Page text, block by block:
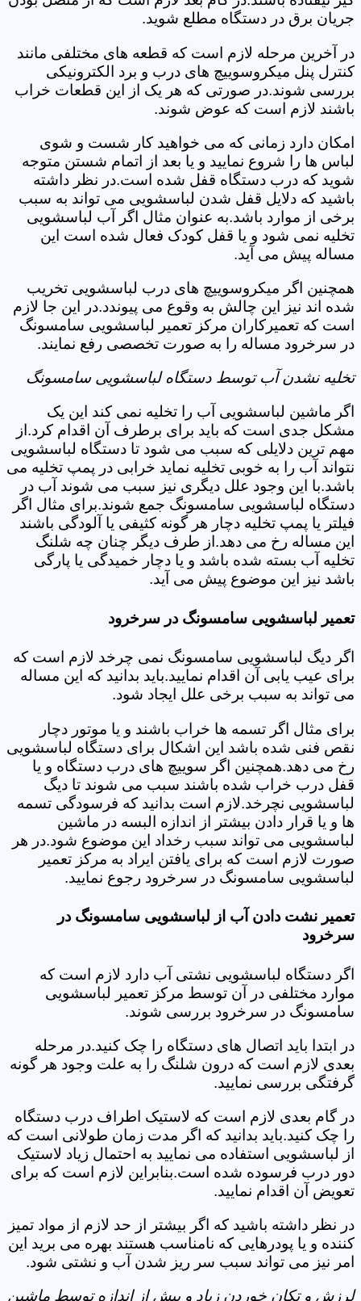
جریان برق در دستگاه مطلع شوید.
در آخرین مرحله لازم است که قطعه های مختلفی مانند
کنترل پنل میکروسوییچ های درب و برد الکترونیکی
بررسی شوند.در صورتی که هر یک از این قطعات خراب
باشند لازم است که عوض شوند.
امکان دارد زمانی که می خواهید کار شست و شوی
لباس ها را شروع نمایید و یا بعد از اتمام شستن متوجه
شوید که درب دستگاه قفل شده است.در نظر داشته
باشید که دلایل قفل شدن لباسشویی می تواند به سبب
برخی از موارد باشد.به عنوان مثال اگر آب لباسشویی
تخلیه نمی شود و یا قفل کودک فعال شده است این
مساله پیش می آید.
همچنین اگر میکروسوییچ های درب لباسشویی تخریب
شده اند نیز این چالش به وقوع می پیوندد.در این جا لازم
است که تعمیرکاران مرکز تعمیر لباسشویی سامسونگ
در سرخرود مساله را به صورت تخصصی رفع نمایند.
تخلیه نشدن آب توسط دستگاه لباسشویی سامسونگ
اگر ماشین لباسشویی آب را تخلیه نمی کند این یک
مشکل جدی است که باید برای برطرف آن اقدام کرد.از
مهم ترین دلایلی که سبب می شود تا دستگاه لباسشویی
نتواند آب را به خوبی تخلیه نماید خرابی در پمپ تخلیه می
باشد.با این وجود علل دیگری نیز سبب می شوند آب در
دستگاه لباسشویی سامسونگ جمع شوند.برای مثال اگر
فیلتر یا پمپ تخلیه دچار هر گونه کثیفی یا آلودگی باشند
این مساله رخ می دهد.از طرف دیگر چنان چه شلنگ
تخلیه آب بسته شده باشد و یا دچار خمیدگی یا پارگی
باشد نیز این موضوع پیش می آید.
تعمیر لباسشویی سامسونگ در سرخرود
اگر دیگ لباسشویی سامسونگ نمی چرخد لازم است که
برای عیب یابی آن اقدام نمایید.باید بدانید که این مساله
می تواند به سبب برخی علل ایجاد شود.
برای مثال اگر تسمه ها خراب باشند و یا موتور دچار
نقص فنی شده باشد این اشکال برای دستگاه لباسشویی
رخ می دهد.همچنین اگر سوییچ های درب دستگاه و یا
قفل درب خراب شده باشند سبب می شوند تا دیگ
لباسشویی نچرخد.لازم است بدانید که فرسودگی تسمه
ها و یا قرار دادن بیشتر از اندازه البسه در ماشین
لباسشویی می تواند سبب رخداد این موضوع شود.در هر
صورت لازم است که برای یافتن ایراد به مرکز تعمیر
لباسشویی سامسونگ در سرخرود رجوع نمایید.
تعمیر نشت دادن آب از لباسشویی سامسونگ در
سرخرود
اگر دستگاه لباسشویی نشتی آب دارد لازم است که
موارد مختلفی در آن توسط مرکز تعمیر لباسشویی
سامسونگ در سرخرود بررسی شوند.
در ابتدا باید اتصال های دستگاه را چک کنید.در مرحله
بعدی لازم است که درون شلنگ را به علت وجود هر گونه
گرفتگی بررسی نمایید.
در گام بعدی لازم است که لاستیک اطراف درب دستگاه
را چک کنید.باید بدانید که اگر مدت زمان طولانی است که
از لباسشویی استفاده می نمایید به احتمال زیاد لاستیک
دور درب فرسوده شده است.بنابراین لازم است که برای
تعویض آن اقدام نمایید.
در نظر داشته باشید که اگر بیشتر از حد لازم از مواد تمیز
کننده و یا پودرهایی که نامناسب هستند بهره می برید این
امر نیز می تواند سبب سر ریز شدن آب و نشتی شود.
لرزش و تکان خوردن زیاد و بیش از اندازه توسط ماشین